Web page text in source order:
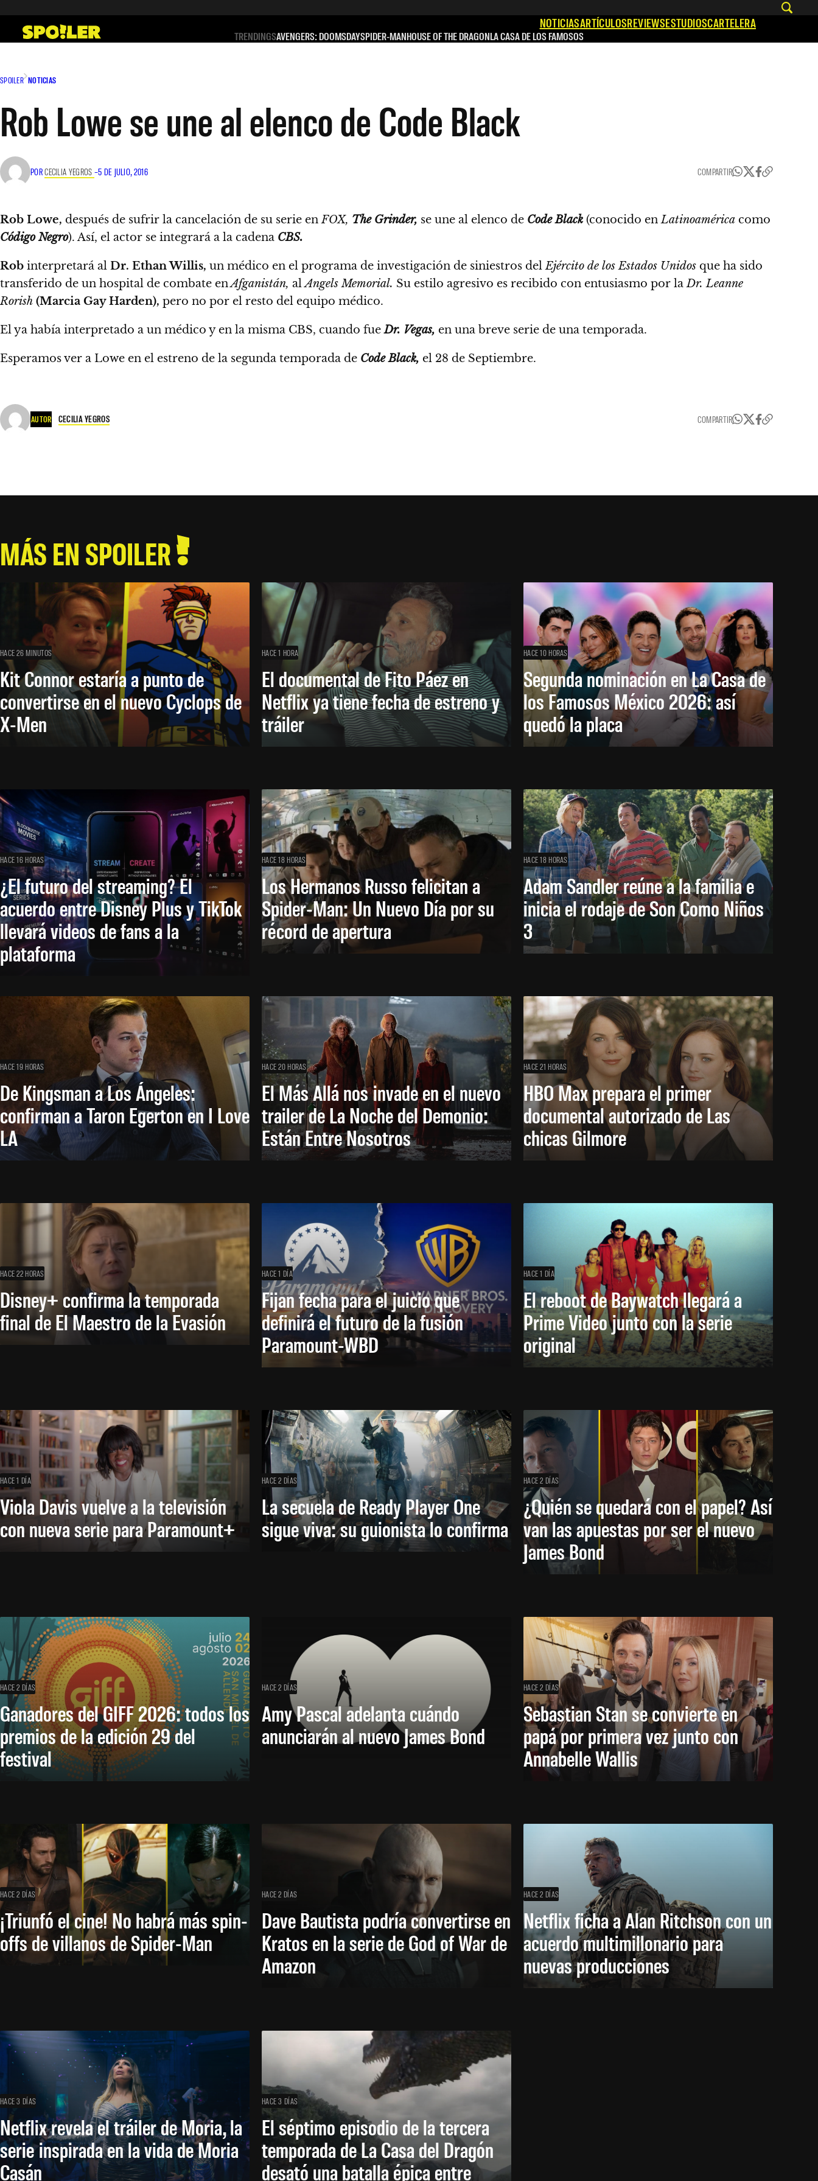
contenido
NOTICIASARTÍCULOSREVIEWSESTUDIOSCARTELERA
TRENDINGSAVENGERS: DOOMSDAYSPIDER-MANHOUSE OF THE DRAGONLA CASA DE LOS FAMOSOS
SPOILER NOTICIAS
Rob Lowe se une al elenco de Code Black
PORCECILIA YEGROS –5 DE JULIO, 2016 COMPARTIR
Rob Lowe, después de sufrir la cancelación de su serie enFOX, The Grinder, se une al elenco de Code Black (conocido enLatinoamérica como
Código Negro). Así, el actor se integrará a la cadena CBS.
Rob interpretará al Dr. Ethan Willis, un médico en el programa de investigación de siniestros delEjército de los Estados Unidos que ha sido
transferido de un hospital de combate enAfganistán, alAngels Memorial. Su estilo agresivo es recibido con entusiasmo por laDr. Leanne
Rorish (Marcia Gay Harden), pero no por el resto del equipo médico.
El ya había interpretado a un médico y en la misma CBS, cuando fueDr. Vegas, en una breve serie de una temporada.
Esperamos ver a Lowe en el estreno de la segunda temporada de Code Black, el 28 de Septiembre.
AUTOR CECILIA YEGROS COMPARTIR
MÁS EN SPOILER
HACE 26 MINUTOS
Kit Connor estaría a punto de
convertirse en el nuevo Cyclops de
X-Men
HACE 1 HORA
El documental de Fito Páez en
Netflix ya tiene fecha de estreno y
tráiler
HACE 10 HORAS
Segunda nominación en La Casa de
los Famosos México 2026: así
quedó la placa
HACE 16 HORAS
¿El futuro del streaming? El
acuerdo entre Disney Plus y TikTok
llevará videos de fans a la
plataforma
HACE 18 HORAS
Los Hermanos Russo felicitan a
Spider-Man: Un Nuevo Día por su
récord de apertura
HACE 18 HORAS
Adam Sandler reúne a la familia e
inicia el rodaje de Son Como Niños
3
HACE 19 HORAS
De Kingsman a Los Ángeles:
confirman a Taron Egerton en I Love
LA
HACE 20 HORAS
El Más Allá nos invade en el nuevo
trailer de La Noche del Demonio:
Están Entre Nosotros
HACE 21 HORAS
HBO Max prepara el primer
documental autorizado de Las
chicas Gilmore
HACE 22 HORAS
Disney+ confirma la temporada
final de El Maestro de la Evasión
HACE 1 DÍA
Fijan fecha para el juicio que
definirá el futuro de la fusión
Paramount-WBD
HACE 1 DÍA
El reboot de Baywatch llegará a
Prime Video junto con la serie
original
HACE 1 DÍA
Viola Davis vuelve a la televisión
con nueva serie para Paramount+
HACE 2 DÍAS
La secuela de Ready Player One
sigue viva: su guionista lo confirma
HACE 2 DÍAS
¿Quién se quedará con el papel? Así
van las apuestas por ser el nuevo
James Bond
HACE 2 DÍAS
Ganadores del GIFF 2026: todos los
premios de la edición 29 del
festival
HACE 2 DÍAS
Amy Pascal adelanta cuándo
anunciarán al nuevo James Bond
HACE 2 DÍAS
Sebastian Stan se convierte en
papá por primera vez junto con
Annabelle Wallis
HACE 2 DÍAS
¡Triunfó el cine! No habrá más spin-
offs de villanos de Spider-Man
HACE 2 DÍAS
Dave Bautista podría convertirse en
Kratos en la serie de God of War de
Amazon
HACE 2 DÍAS
Netflix ficha a Alan Ritchson con un
acuerdo multimillonario para
nuevas producciones
HACE 3 DÍAS
Netflix revela el tráiler de Moria, la
serie inspirada en la vida de Moria
Casán
HACE 3 DÍAS
El séptimo episodio de la tercera
temporada de La Casa del Dragón
desató una batalla épica entre